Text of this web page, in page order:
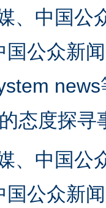
、中国公
国公众新
态度探寻
、中国公
国公众新